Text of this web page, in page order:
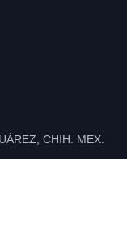
CHIH. MEX.